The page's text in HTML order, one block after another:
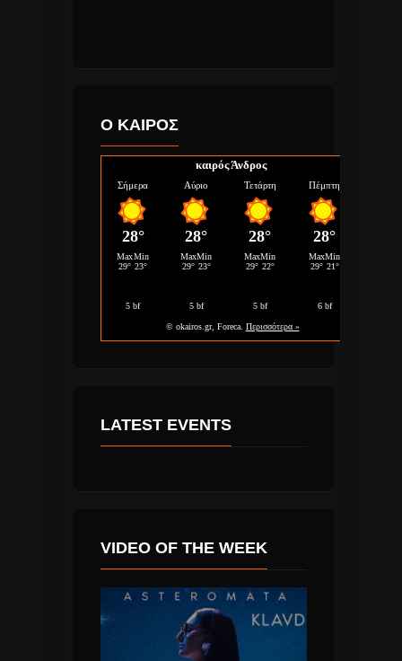
Ο ΚΑΙΡΟΣ
καιρός Άνδρος
LATEST EVENTS
VIDEO OF THE WEEK